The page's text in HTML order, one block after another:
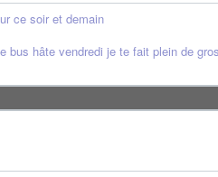
ce soir et demain
hâte vendredi je te fait plein de